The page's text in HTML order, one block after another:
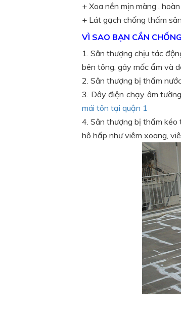
+ Xoa nền mịn màng ,
+ Lát gạch chống thấm
VÌ SAO BẠN CẦN
1. Sân thượng chịu tác
bên tông, gây mốc ẩm và
2. Sân thượng bị thấm
3. Dây điện chạy âm
mái tôn tại quận 1
4. Sân thượng bị thấm
hô hấp như viêm xoang,